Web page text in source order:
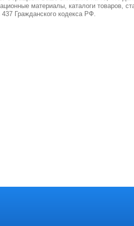
материалы, каталоги товаров,
Гражданского кодекса РФ.